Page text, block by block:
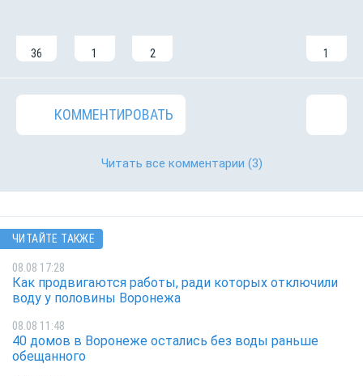
36 1 2 1
КОММЕНТИРОВАТЬ
Читать все комментарии (3)
ЧИТАЙТЕ ТАКЖЕ
08.08 17:28
Как продвигаются работы, ради которых отключили
воду у половины Воронежа
08.08 11:48
40 домов в Воронеже остались без воды раньше
обещанного